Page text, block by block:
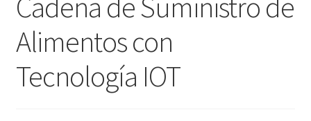
Tienda
Alimentos con
Tecnología IOT